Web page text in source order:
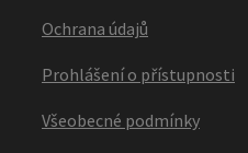
Ochrana údajů
Prohlášení o přístupnosti
Všeobecné podmínky